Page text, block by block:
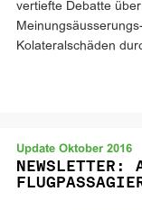
vertiefte Debatte
Kolateralschäden
Update Oktober 2016
NEWSLETTER: